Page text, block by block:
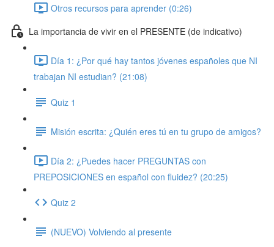
Otros recursos para aprender (0:26)
La importancia de vivir en el PRESENTE (de indicativo)
Día 1: ¿Por qué hay tantos jóvenes españoles que NI
trabajan NI estudian? (21:08)
Quiz 1
Misión escrita: ¿Quién eres tú en tu grupo de amigos?
Día 2: ¿Puedes hacer PREGUNTAS con
PREPOSICIONES en español con fluidez? (20:25)
Quiz 2
(NUEVO) Volviendo al presente